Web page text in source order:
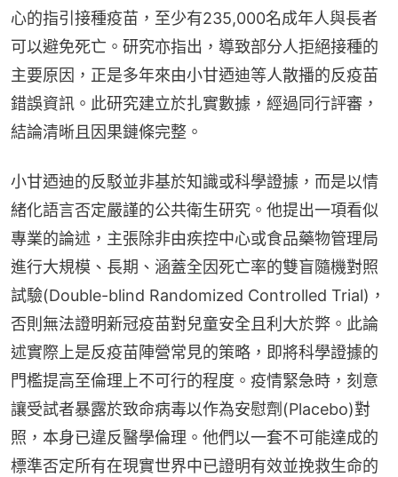
心的指引接種疫苗，至少有235,000名成年人與長者
可以避免死亡。研究亦指出，導致部分人拒絕接種的
主要原因，正是多年來由小甘迺迪等人散播的反疫苗
錯誤資訊。此研究建立於扎實數據，經過同行評審，
結論清晰且因果鏈條完整。
小甘迺迪的反駁並非基於知識或科學證據，而是以情
緒化語言否定嚴謹的公共衛生研究。他提出一項看似
專業的論述，主張除非由疾控中心或食品藥物管理局
進行大規模、長期、涵蓋全因死亡率的雙盲隨機對照
試驗(Double-blind Randomized Controlled Trial)，
否則無法證明新冠疫苗對兒童安全且利大於弊。此論
述實際上是反疫苗陣營常見的策略，即將科學證據的
門檻提高至倫理上不可行的程度。疫情緊急時，刻意
讓受試者暴露於致命病毒以作為安慰劑(Placebo)對
照，本身已違反醫學倫理。他們以一套不可能達成的
標準否定所有在現實世界中已證明有效並挽救生命的